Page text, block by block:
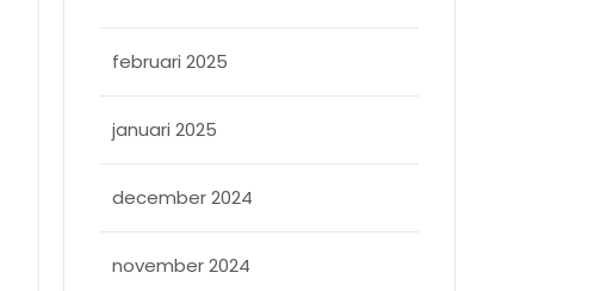
februari 2025
januari 2025
december 2024
november 2024